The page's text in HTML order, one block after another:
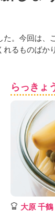
。今回は
るものば
らっきょ
大原 千鶴